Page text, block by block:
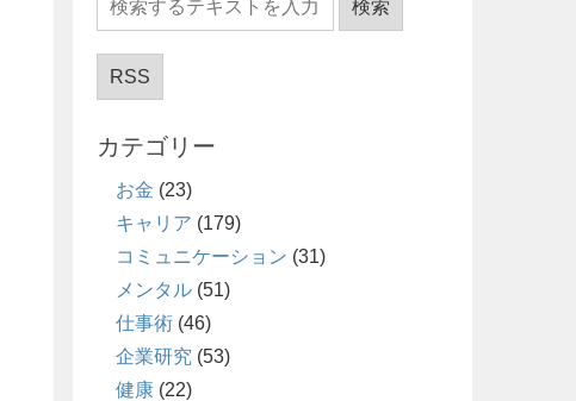
RSS
カテゴリー
お金 (23)
キャリア (179)
コミュニケーション (31)
メンタル (51)
仕事術 (46)
企業研究 (53)
健康 (22)